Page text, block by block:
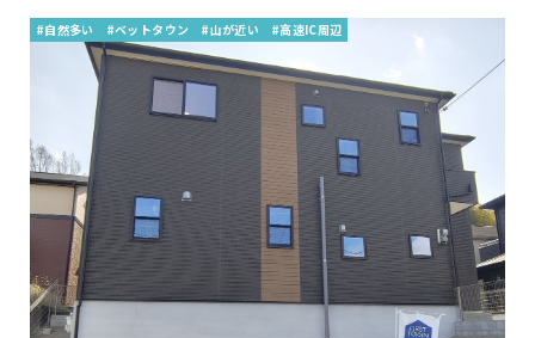
#自然多い #ベットタウン #山が近い #高速IC周辺